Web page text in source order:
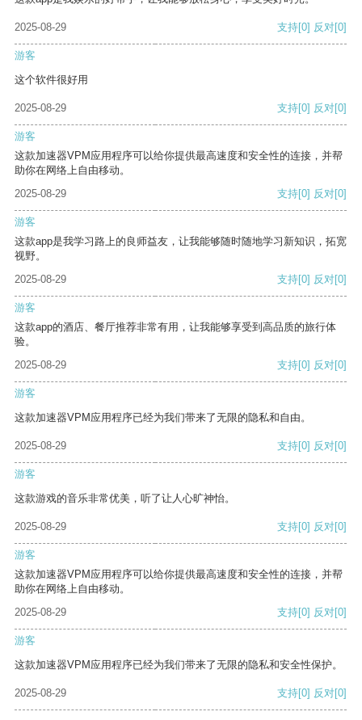
2025-08-29 支持[0] 反对[0]
游客
这个软件很好用
2025-08-29 支持[0] 反对[0]
游客
这款加速器VPM应用程序可以给你提供最高速度和安全性的连接，并帮
助你在网络上自由移动。
2025-08-29
支持[0] 反对[0]
游客
这款app是我学习路上的良师益友，让我能够随时随地学习新知识，拓宽
视野。
2025-08-29
支持[0] 反对[0]
游客
这款app的酒店、餐厅推荐非常有用，让我能够享受到高品质的旅行体
验。
2025-08-29
支持[0] 反对[0]
游客
这款加速器VPM应用程序已经为我们带来了无限的隐私和自由。
2025-08-29 支持[0] 反对[0]
游客
这款游戏的音乐非常优美，听了让人心旷神怡。
2025-08-29 支持[0] 反对[0]
游客
这款加速器VPM应用程序可以给你提供最高速度和安全性的连接，并帮
助你在网络上自由移动。
2025-08-29
支持[0] 反对[0]
游客
这款加速器VPM应用程序已经为我们带来了无限的隐私和安全性保护。
2025-08-29 支持[0] 反对[0]